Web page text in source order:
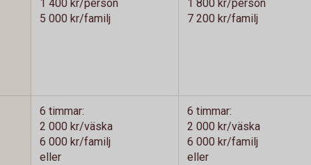
1 400 kr/person
5 000 kr/familj
1 800 kr/person
7 200 kr/familj
6 timmar:
2 000 kr/väska
6 000 kr/familj
eller
6 timmar:
2 000 kr/väska
6 000 kr/familj
eller